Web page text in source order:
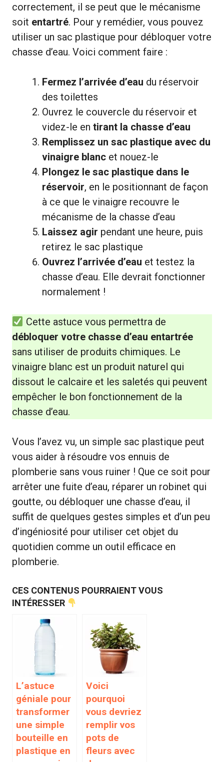
correctement, il se peut que le mécanisme
soit entartré. Pour y remédier, vous pouvez
utiliser un sac plastique pour débloquer votre
chasse d’eau. Voici comment faire :
Fermez l’arrivée d’eau du réservoir
des toilettes
Ouvrez le couvercle du réservoir et
videz-le en tirant la chasse d’eau
Remplissez un sac plastique avec du
vinaigre blanc et nouez-le
Plongez le sac plastique dans le
réservoir, en le positionnant de façon
à ce que le vinaigre recouvre le
mécanisme de la chasse d’eau
Laissez agir pendant une heure, puis
retirez le sac plastique
Ouvrez l’arrivée d’eau et testez la
chasse d’eau. Elle devrait fonctionner
normalement !
Cette astuce vous permettra de
débloquer votre chasse d’eau entartrée
sans utiliser de produits chimiques. Le
vinaigre blanc est un produit naturel qui
dissout le calcaire et les saletés qui peuvent
empêcher le bon fonctionnement de la
chasse d’eau.
Vous l’avez vu, un simple sac plastique peut
vous aider à résoudre vos ennuis de
plomberie sans vous ruiner ! Que ce soit pour
arrêter une fuite d’eau, réparer un robinet qui
goutte, ou débloquer une chasse d’eau, il
suffit de quelques gestes simples et d’un peu
d’ingéniosité pour utiliser cet objet du
quotidien comme un outil efficace en
plomberie.
CES CONTENUS POURRAIENT VOUS
INTÉRESSER
L’astuce
géniale pour
transformer
une simple
bouteille en
plastique en
Voici
pourquoi
vous devriez
remplir vos
pots de
fleurs avec